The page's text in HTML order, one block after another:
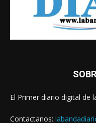
El Primer diario digital de
Contactanos: